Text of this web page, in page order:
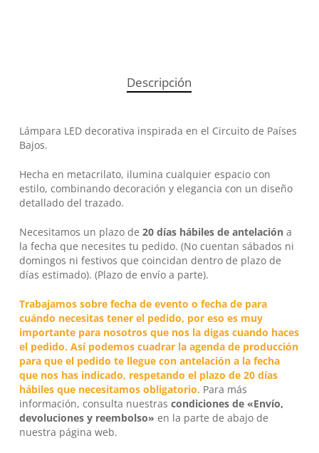
No hay productos en el carrito.
Go To Shop
Descripción
Lámpara LED decorativa inspirada en el Circuito de Países
Bajos.
Hecha en metacrilato, ilumina cualquier espacio con
estilo, combinando decoración y elegancia con un diseño
detallado del trazado.
Necesitamos un plazo de 20 días hábiles de antelacióna
la fecha que necesites tu pedido. (No cuentan sábados ni
domingos ni festivos que coincidan dentro de plazo de
días estimado). (Plazo de envío a parte).
Trabajamos sobre fecha de evento o fecha de para
cuándo necesitas tener el pedido, por eso es muy
importante para nosotros que nos la digas cuando haces
el pedido. Así podemos cuadrar la agenda de producción
para que el pedido te llegue con antelación a la fecha
que nos has indicado, respetando el plazo de 20 días
hábiles que necesitamos obligatorio. Para más
información, consulta nuestras condiciones de «Envío,
devoluciones y reembolso» en la parte de abajo de
nuestra página web.